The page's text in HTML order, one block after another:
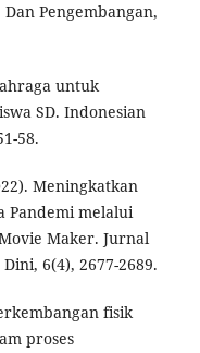
Pengembangan,
untuk
SD. Indonesian
58.
Meningkatkan
Pandemi melalui
Maker. Jurnal
6(4), 2677-2689.
fisik
proses